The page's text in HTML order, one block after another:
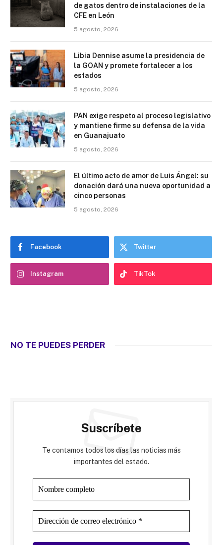
de gatos dentro de instalaciones de la
CFE en León
5 agosto, 2026
Libia Dennise asume la presidencia de
la GOAN y promete fortalecer a los
estados
5 agosto, 2026
PAN exige respeto al proceso legislativo
y mantiene firme su defensa de la vida
en Guanajuato
5 agosto, 2026
El último acto de amor de Luis Ángel: su
donación dará una nueva oportunidad a
cinco personas
5 agosto, 2026
Facebook Twitter
Instagram TikTok
NO TE PUEDES PERDER
Suscríbete
Te contamos todos los días las noticias más
importantes del estado.